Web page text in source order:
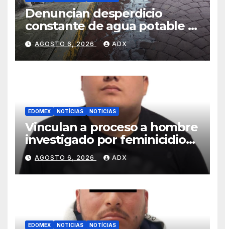
Denuncian desperdicio
constante de agua potable a
dos cuadras del
Ayuntamiento de Almoloya
del Río
AGOSTO 6, 2026 ADX
EDOMEX NOTÍCIAS NOTICIAS
Vinculan a proceso a hombre
investigado por feminicidio
en Almoloya de Juárez
AGOSTO 6, 2026 ADX
EDOMEX NOTICIAS NOTÍCIAS